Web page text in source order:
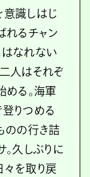
意識しはじ
れるチャン
はなれない
人はそれぞ
める。海軍
りつめる
のの行き詰
久しぶりに
を取り戻